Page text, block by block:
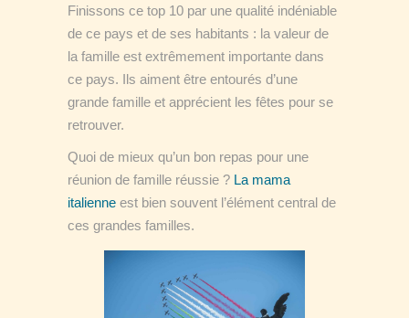
Finissons ce top 10 par une qualité indéniable
de ce pays et de ses habitants : la valeur de
la famille est extrêmement importante dans
ce pays. Ils aiment être entourés d’une
grande famille et apprécient les fêtes pour se
retrouver.
Quoi de mieux qu’un bon repas pour une
réunion de famille réussie ? La mama
italienne est bien souvent l’élément central de
ces grandes familles.